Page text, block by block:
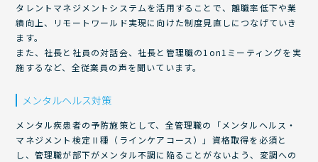
タレントマネジメントシステムを活用することで、離職率低下や業
績向上、リモートワールド実現に向けた制度見直しにつなげていき
ます。
また、社長と社員の対話会、社長と管理職の1on1ミーティングを実
施するなど、全従業員の声を聞いています。
メンタルヘルス対策
メンタル疾患者の予防施策として、全管理職の「メンタルヘルス・
マネジメント検定Ⅱ種（ラインケアコース）」資格取得を必須と
し、管理職が部下がメンタル不調に陥ることがないよう、変調への